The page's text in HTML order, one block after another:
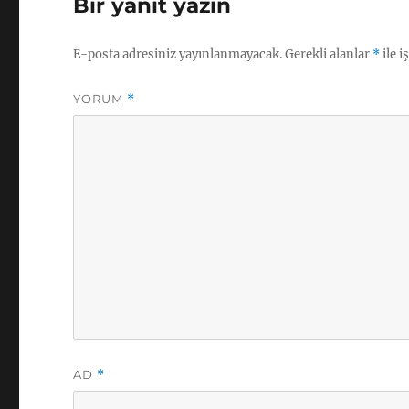
Bir yanıt yazın
E-posta adresiniz yayınlanmayacak.Gerekli alanlar *ile
YORUM *
AD *